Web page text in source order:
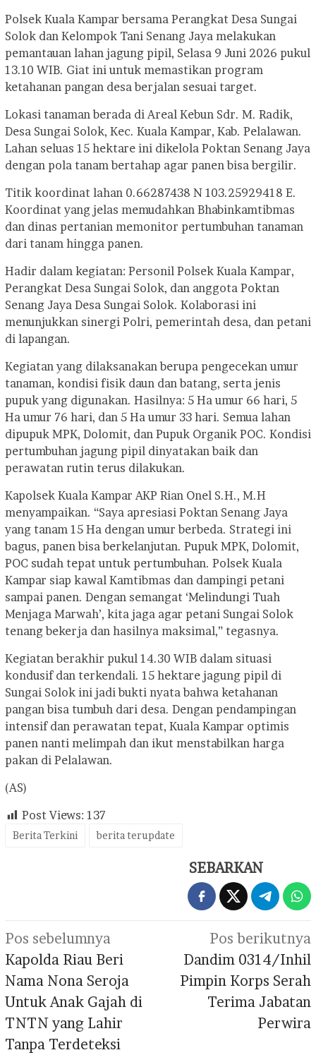
Polsek Kuala Kampar bersama Perangkat Desa Sungai
Solok dan Kelompok Tani Senang Jaya melakukan
pemantauan lahan jagung pipil, Selasa 9 Juni 2026 pukul
13.10 WIB. Giat ini untuk memastikan program
ketahanan pangan desa berjalan sesuai target.
Lokasi tanaman berada di Areal Kebun Sdr. M. Radik,
Desa Sungai Solok, Kec. Kuala Kampar, Kab. Pelalawan.
Lahan seluas 15 hektare ini dikelola Poktan Senang Jaya
dengan pola tanam bertahap agar panen bisa bergilir.
Titik koordinat lahan 0.66287438 N 103.25929418 E.
Koordinat yang jelas memudahkan Bhabinkamtibmas
dan dinas pertanian memonitor pertumbuhan tanaman
dari tanam hingga panen.
Hadir dalam kegiatan: Personil Polsek Kuala Kampar,
Perangkat Desa Sungai Solok, dan anggota Poktan
Senang Jaya Desa Sungai Solok. Kolaborasi ini
menunjukkan sinergi Polri, pemerintah desa, dan petani
di lapangan.
Kegiatan yang dilaksanakan berupa pengecekan umur
tanaman, kondisi fisik daun dan batang, serta jenis
pupuk yang digunakan. Hasilnya: 5 Ha umur 66 hari, 5
Ha umur 76 hari, dan 5 Ha umur 33 hari. Semua lahan
dipupuk MPK, Dolomit, dan Pupuk Organik POC. Kondisi
pertumbuhan jagung pipil dinyatakan baik dan
perawatan rutin terus dilakukan.
Kapolsek Kuala Kampar AKP Rian Onel S.H., M.H
menyampaikan. “Saya apresiasi Poktan Senang Jaya
yang tanam 15 Ha dengan umur berbeda. Strategi ini
bagus, panen bisa berkelanjutan. Pupuk MPK, Dolomit,
POC sudah tepat untuk pertumbuhan. Polsek Kuala
Kampar siap kawal Kamtibmas dan dampingi petani
sampai panen. Dengan semangat ‘Melindungi Tuah
Menjaga Marwah’, kita jaga agar petani Sungai Solok
tenang bekerja dan hasilnya maksimal,” tegasnya.
Kegiatan berakhir pukul 14.30 WIB dalam situasi
kondusif dan terkendali. 15 hektare jagung pipil di
Sungai Solok ini jadi bukti nyata bahwa ketahanan
pangan bisa tumbuh dari desa. Dengan pendampingan
intensif dan perawatan tepat, Kuala Kampar optimis
panen nanti melimpah dan ikut menstabilkan harga
pakan di Pelalawan.
(AS)
Post Views: 137
Berita Terkini berita terupdate
SEBARKAN
Navigasi
pos
Pos sebelumnya
Kapolda Riau Beri
Nama Nona Seroja
Untuk Anak Gajah di
TNTN yang Lahir
Tanpa Terdeteksi
Pos berikutnya
Dandim 0314/Inhil
Pimpin Korps Serah
Terima Jabatan
Perwira